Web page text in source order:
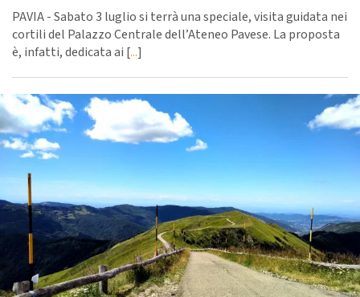
PAVIA - Sabato 3 luglio si terrà una speciale, visita guidata nei
cortili del Palazzo Centrale dell’Ateneo Pavese. La proposta
è, infatti, dedicata ai [...]